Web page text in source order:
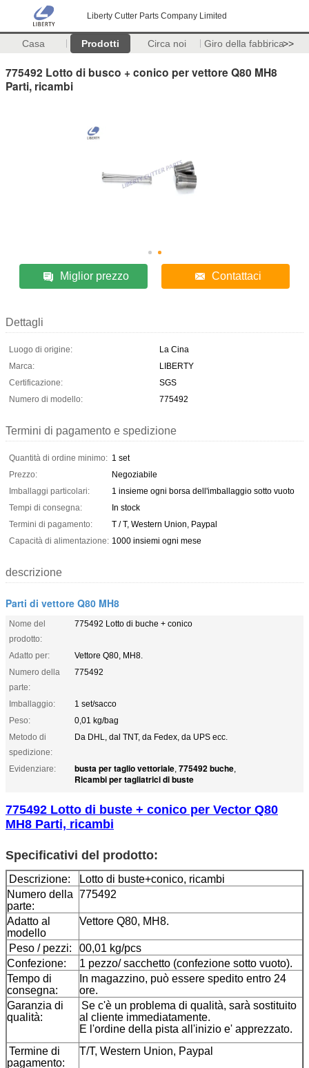
Liberty Cutter Parts Company Limited
Casa Prodotti Circa noi Giro della fabbrica>>
775492 Lotto di busco + conico per vettore Q80 MH8
Parti, ricambi
Miglior prezzo Contattaci
Dettagli
Luogo di origine:
La Cina
Marca:
LIBERTY
Certificazione:
SGS
Numero di modello:
775492
Termini di pagamento e spedizione
Quantità di ordine minimo: 1 set
Prezzo:
Negoziabile
Imballaggi particolari:
1 insieme ogni borsa dell'imballaggio sotto vuoto
Tempi di consegna:
In stock
Termini di pagamento:
T / T, Western Union, Paypal
Capacità di alimentazione: 1000 insiemi ogni mese
descrizione
Parti di vettore Q80 MH8
Nome del
prodotto:
775492 Lotto di buche + conico
Adatto per:
Vettore Q80, MH8.
Numero della
parte:
775492
Imballaggio:
1 set/sacco
Peso:
0,01 kg/bag
Metodo di
spedizione:
Da DHL, dal TNT, da Fedex, da UPS ecc.
Evidenziare: busta per taglio vettoriale, 775492 buche,
Ricambi per tagliatrici di buste
775492 Lotto di buste + conico per Vector Q80
MH8 Parti, ricambi
Specificativi del prodotto:
Descrizione:
Lotto di buste+conico, ricambi
Numero della
parte:
775492
Adatto al
modello
Vettore Q80, MH8.
Peso / pezzi:
00,01 kg/pcs
Confezione:
1 pezzo/ sacchetto (confezione sotto vuoto).
Tempo di
consegna:
In magazzino, può essere spedito entro 24
ore.
Garanzia di
qualità:
Se c'è un problema di qualità, sarà sostituito
al cliente immediatamente.
E l'ordine della pista all'inizio e' apprezzato.
Termine di
pagamento:
T/T, Western Union, Paypal